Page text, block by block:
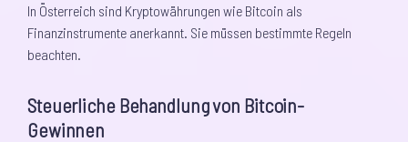
In Österreich sind Kryptowährungen wie Bitcoin als
Finanzinstrumente anerkannt. Sie müssen bestimmte Regeln
beachten.
Steuerliche Behandlung von Bitcoin-
Gewinnen